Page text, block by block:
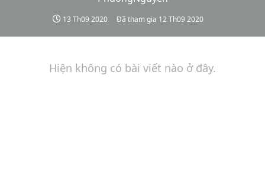
13 Th09 2020 Đã tham gia 12 Th09 2020
Hiện không có bài viết nào ở đây.